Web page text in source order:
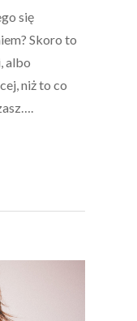
się
Skoro to
albo
niż to co